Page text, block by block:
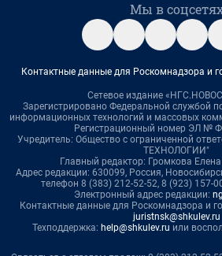
Мы в
Контактные данные для Роскомнадзора и
Сетевое издание
Зарегистрировано Федеральной службой
информационных технологий и массовых
Регистрационный номер ЭЛ №
Учредитель: Общество с ограниченной
ТЕХНОЛОГИИ"
Главный редактор: Громкова
Адрес редакции: 630099, Россия,
телефон 8 (383) 212-52-52, 8 (923) 157-
Электронный адрес редакции:
Контактные данные для Роскомнадзора и
juristnsk@shkulev.ru
Техподдержка: help@shkulev.ru или